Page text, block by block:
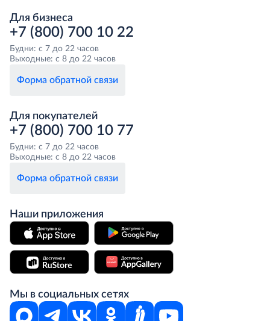
Для бизнеса
+7 (800) 700 10 22
Будни: с 7 до 22 часов
Выходные: с 8 до 22 часов
Форма обратной связи
Для покупателей
+7 (800) 700 10 77
Будни: с 7 до 22 часов
Выходные: с 8 до 22 часов
Форма обратной связи
Наши приложения
Мы в социальных сетях